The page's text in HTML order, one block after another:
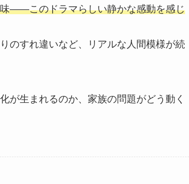
――このドラマらしい静かな感動を感じ
のすれ違いなど、リアルな人間模様が続
が生まれるのか、家族の問題がどう動く